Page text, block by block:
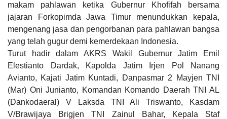
makam pahlawan ketika Gubernur Khofifah bersama
jajaran Forkopimda Jawa Timur menundukkan kepala,
mengenang jasa dan pengorbanan para pahlawan bangsa
yang telah gugur demi kemerdekaan Indonesia.
Turut hadir dalam AKRS Wakil Gubernur Jatim Emil
Elestianto Dardak, Kapolda Jatim Irjen Pol Nanang
Avianto, Kajati Jatim Kuntadi, Danpasmar 2 Mayjen TNI
(Mar) Oni Junianto, Komandan Komando Daerah TNI AL
(Dankodaeral) V Laksda TNI Ali Triswanto, Kasdam
V/Brawijaya Brigjen TNI Zainul Bahar, Kepala Staf